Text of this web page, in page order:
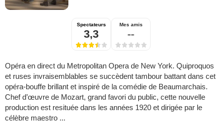
Spectateurs
3,3
Mes amis
--
Opéra en direct du Metropolitan Opera de New York. Quiproquos
et ruses invraisemblables se succèdent tambour battant dans cet
opéra-bouffe brillant et inspiré de la comédie de Beaumarchais.
Chef d’œuvre de Mozart, grand favori du public, cette nouvelle
production est resituée dans les années 1920 et dirigée par le
célèbre maestro ...